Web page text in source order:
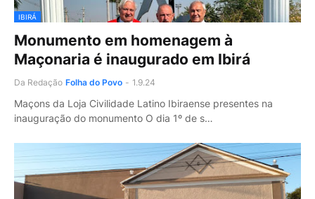
IBIRÁ
Monumento em homenagem à
Maçonaria é inaugurado em Ibirá
Da Redação Folha do Povo - 1.9.24
Maçons da Loja Civilidade Latino Ibiraense presentes na
inauguração do monumento O dia 1º de s…